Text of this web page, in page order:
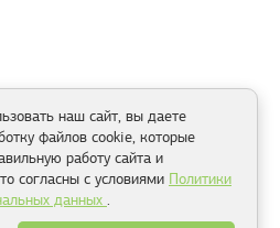
наш сайт, вы даете
файлов cookie, которые
работу сайта и
согласны с условиями Политики
данных .